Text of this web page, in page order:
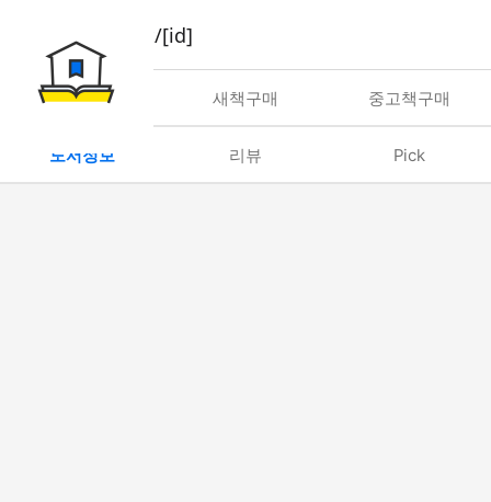
book/rent/[id]
대여 새책구매 중고책구매
도서정보 리뷰 Pick